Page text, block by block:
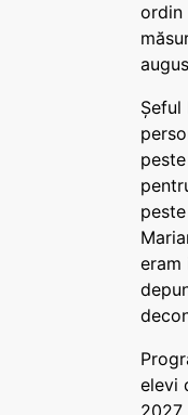
ordin
Șeful
eram
elevi